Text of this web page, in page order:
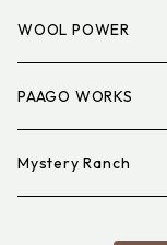
アイウェア
WOOL POWER
PAAGO WORKS
Mystery Ranch